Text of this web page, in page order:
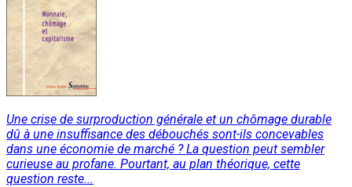
Une crise de surproduction générale et un chômage durable
dû à une insuffisance des débouchés sont-ils concevables
dans une économie de marché ? La question peut sembler
curieuse au profane. Pourtant, au plan théorique, cette
question reste...